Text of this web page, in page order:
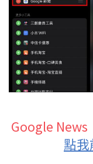
Google News
點我